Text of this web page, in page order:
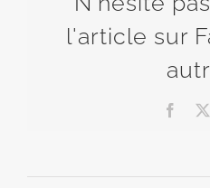
l'article sur